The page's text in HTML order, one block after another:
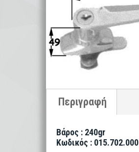
Βάρος : 240gr
Κωδικός : 015.702.000